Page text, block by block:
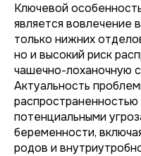
Ключевой
является вовлечение
только нижних
но и высокий риск
чашечно-лоханочную
Актуальность
распространенностью
потенциальными
беременности,
родов и